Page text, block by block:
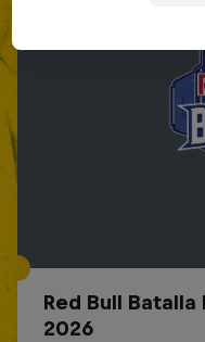
Red Bull Batalla
2026